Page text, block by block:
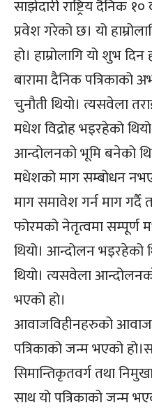
साझेदारी राष्ट्रिय दैनिक
प्रवेश गरेको छ। यो
हो। हाम्रोलागि यो शुभ
बारामा दैनिक पत्रिकाको
चुनौती थियो। त्यसवेला
मधेश विद्रोह भइरहेको
आन्दोलनको भूमि बनेको
मधेशको माग सम्बोधन
माग समावेश गर्न माग
फोरमको नेतृत्वमा सम्पूर्ण
थियो। आन्दोलन भइरहेको
थियो। त्यसवेला
भएको हो।
आवाजविहीनहरुको
पत्रिकाको जन्म भएको
सिमान्तिकृतवर्ग तथा
साथ यो पत्रिकाको जन्म